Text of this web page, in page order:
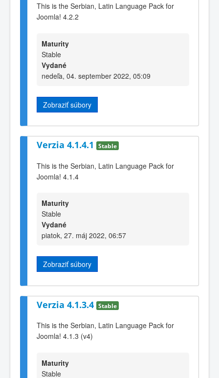
This is the Serbian, Latin Language Pack for
Joomla! 4.2.2
Maturity
Stable
Vydané
nedeľa, 04. september 2022, 05:09
Zobraziť súbory
Verzia 4.1.4.1 Stable
This is the Serbian, Latin Language Pack for
Joomla! 4.1.4
Maturity
Stable
Vydané
piatok, 27. máj 2022, 06:57
Zobraziť súbory
Verzia 4.1.3.4 Stable
This is the Serbian, Latin Language Pack for
Joomla! 4.1.3 (v4)
Maturity
Stable